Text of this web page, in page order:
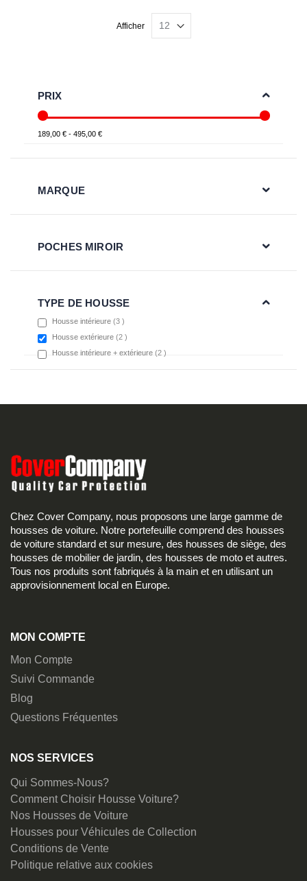
Afficher
PRIX
189,00 € - 495,00 €
MARQUE
POCHES MIROIR
TYPE DE HOUSSE
Housse intérieure 3 items
Housse extérieure 2 items
Housse intérieure + extérieure 2 items
Chez Cover Company, nous proposons une large gamme de
housses de voiture. Notre portefeuille comprend des housses
de voiture standard et sur mesure, des housses de siège, des
housses de mobilier de jardin, des housses de moto et autres.
Tous nos produits sont fabriqués à la main et en utilisant un
approvisionnement local en Europe.
MON COMPTE
Mon Compte
Suivi Commande
Blog
Questions Fréquentes
NOS SERVICES
Qui Sommes-Nous?
Comment Choisir Housse Voiture?
Nos Housses de Voiture
Housses pour Véhicules de Collection
Conditions de Vente
Politique relative aux cookies